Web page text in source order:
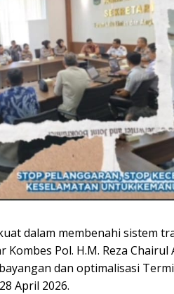
dalam membenahi sistem
Kombes Pol. H.M. Reza
dan optimalisasi
April 2026.